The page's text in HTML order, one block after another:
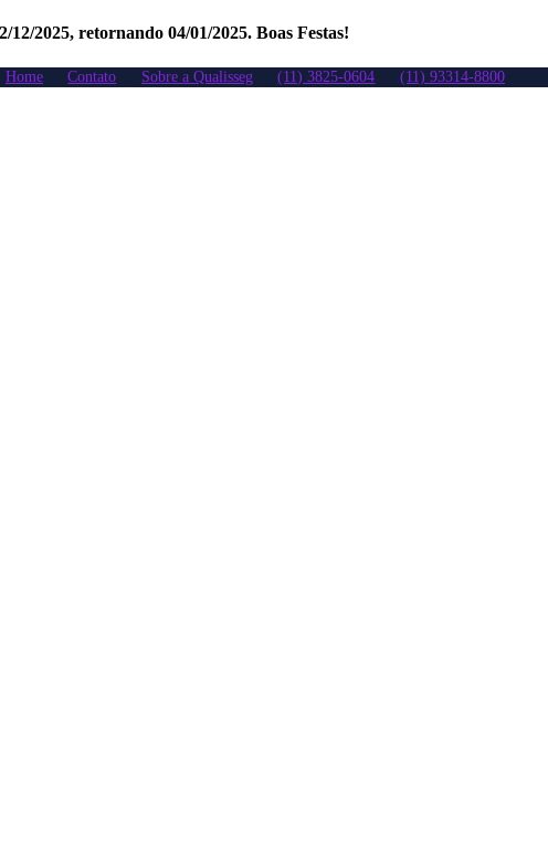
2025, retornando 04/01/2025. Boas Festas!
Home Contato Sobre a Qualisseg (11) 3825-0604 (11) 93314-8800